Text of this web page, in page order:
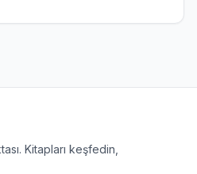
Kitapları keşfedin,